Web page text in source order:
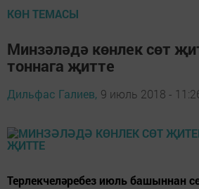
КӨН ТЕМАСЫ
Минзәләдә көнлек сөт
тоннага җитте
Дильфас Галиев, 9 июль 2018 -
Терлекчеләребез июль башыннан